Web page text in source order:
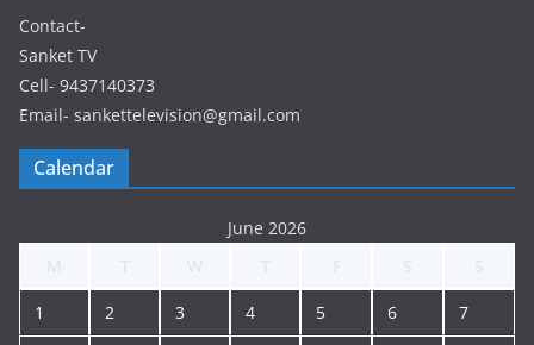
Contact-
Sanket TV
Cell- 9437140373
Email- sankettelevision@gmail.com
Calendar
June 2026
1 2 3 4 5 6 7